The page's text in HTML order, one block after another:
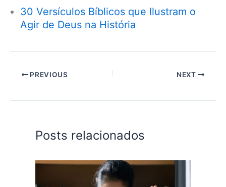
30 Versículos Bíblicos que Ilustram o
Agir de Deus na História
PREVIOUS NEXT
Posts relacionados